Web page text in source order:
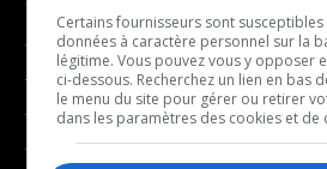
- Affaires municipales
- Communauté / Social
- Culture
- Économie
-
-
Certains fournisseurs sont
données à caractère personnel sur la
légitime. Vous pouvez vous y opposer
ci-dessous. Recherchez un lien en bas
le menu du site pour gérer ou retirer
dans les paramètres des cookies et de